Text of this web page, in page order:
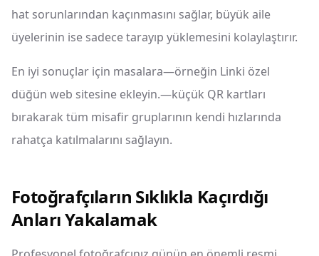
hat sorunlarından kaçınmasını sağlar, büyük aile
üyelerinin ise sadece tarayıp yüklemesini kolaylaştırır.
En iyi sonuçlar için masalara—örneğin Linki özel
düğün web sitesine ekleyin.—küçük QR kartları
bırakarak tüm misafir gruplarının kendi hızlarında
rahatça katılmalarını sağlayın.
Fotoğrafçıların Sıklıkla Kaçırdığı
Anları Yakalamak